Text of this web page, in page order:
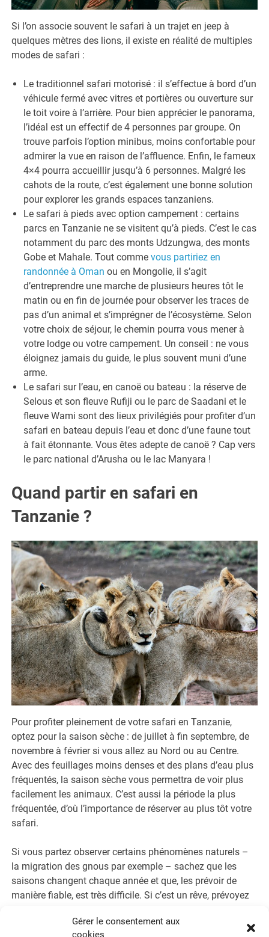
Gérer le consentement aux
cookies
Si l’on associe souvent le safari à un trajet en jeep à
quelques mètres des lions, il existe en réalité de multiples
modes de safari :
Le traditionnel safari motorisé : il s’effectue à bord d’un
véhicule fermé avec vitres et portières ou ouverture sur
le toit voire à l’arrière. Pour bien apprécier le panorama,
l’idéal est un effectif de 4 personnes par groupe. On
trouve parfois l’option minibus, moins confortable pour
admirer la vue en raison de l’affluence. Enfin, le fameux
4×4 pourra accueillir jusqu’à 6 personnes. Malgré les
cahots de la route, c’est également une bonne solution
pour explorer les grands espaces tanzaniens.
Le safari à pieds avec option campement : certains
parcs en Tanzanie ne se visitent qu’à pieds. C’est le cas
notamment du parc des monts Udzungwa, des monts
Gobe et Mahale. Tout commevous partiriez en
randonnée à Oman ou en Mongolie, il s’agit
d’entreprendre une marche de plusieurs heures tôt le
matin ou en fin de journée pour observer les traces de
pas d’un animal et s’imprégner de l’écosystème. Selon
votre choix de séjour, le chemin pourra vous mener à
votre lodge ou votre campement. Un conseil : ne vous
éloignez jamais du guide, le plus souvent muni d’une
arme.
Le safari sur l’eau, en canoë ou bateau : la réserve de
Selous et son fleuve Rufiji ou le parc de Saadani et le
fleuve Wami sont des lieux privilégiés pour profiter d’un
safari en bateau depuis l’eau et donc d’une faune tout
à fait étonnante. Vous êtes adepte de canoë ? Cap vers
le parc national d’Arusha ou le lac Manyara !
Quand partir en safari en
Tanzanie ?
Pour profiter pleinement de votre safari en Tanzanie,
optez pour la saison sèche : de juillet à fin septembre, de
novembre à février si vous allez au Nord ou au Centre.
Avec des feuillages moins denses et des plans d’eau plus
fréquentés, la saison sèche vous permettra de voir plus
facilement les animaux. C’est aussi la période la plus
fréquentée, d’où l’importance de réserver au plus tôt votre
safari.
Si vous partez observer certains phénomènes naturels –
la migration des gnous par exemple – sachez que les
saisons changent chaque année et que, les prévoir de
manière fiable, est très difficile. Si c’est un rêve, prévoyez
temps sur place au cœur du Serengeti.